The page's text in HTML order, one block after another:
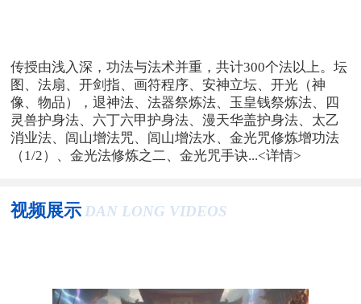
传授由浅入深，功法与法术并重，共计300个法以上。坛
图、法扇、开剑指、画符程序、安神立坛、开光（神
像、物品），退神法、法器祭炼法、玉皇钱祭炼法、四
灵兽护身法、六丁六甲护身法、漫天华盖护身法、太乙
消业法、闾山增法咒、闾山增法水、金光咒修炼增功法
（1/2）、金光法修炼之二、金光咒手诀...<详情>
视频展示 DAN LONG VIDEOS